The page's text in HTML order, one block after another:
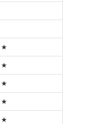
★
★
★
★
★